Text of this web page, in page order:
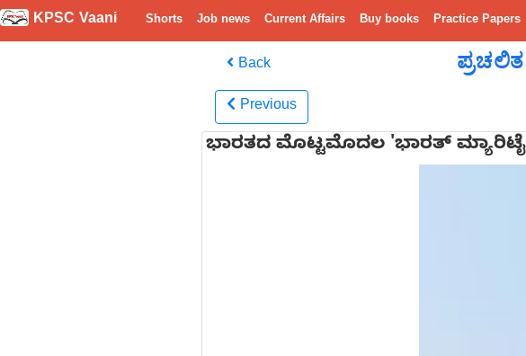
KPSC Vaani Shorts Job news Current Affairs Buy books Practice Papers
Back
Previous
ಭಾರತದ ಮೊಟ್ಟಮೊದಲ 'ಭಾರತ್